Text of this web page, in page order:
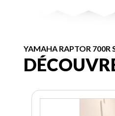
YAMAHA RAPTOR 700R